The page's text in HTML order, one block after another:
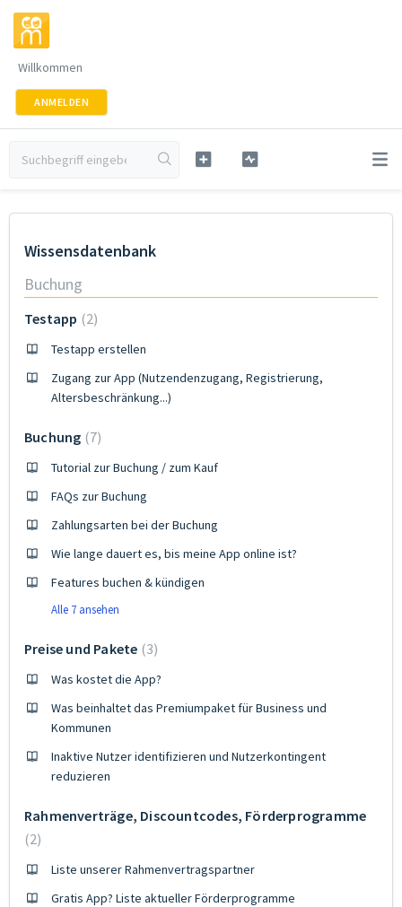
Willkommen
ANMELDEN
Wissensdatenbank
Buchung
Testapp 2
Testapp erstellen
Zugang zur App (Nutzendenzugang, Registrierung,
Altersbeschränkung...)
Buchung 7
Tutorial zur Buchung / zum Kauf
FAQs zur Buchung
Zahlungsarten bei der Buchung
Wie lange dauert es, bis meine App online ist?
Features buchen & kündigen
Alle 7 ansehen
Preise und Pakete 3
Was kostet die App?
Was beinhaltet das Premiumpaket für Business und
Kommunen
Inaktive Nutzer identifizieren und Nutzerkontingent
reduzieren
Rahmenverträge, Discountcodes, Förderprogramme
2
Liste unserer Rahmenvertragspartner
Gratis App? Liste aktueller Förderprogramme